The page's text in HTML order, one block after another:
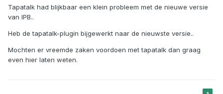
Tapatalk had blijkbaar een klein probleem met de nieuwe versie
van IPB..
Heb de tapatalk-plugin bijgewerkt naar de nieuwste versie..
Mochten er vreemde zaken voordoen met tapatalk dan graag
even hier laten weten.